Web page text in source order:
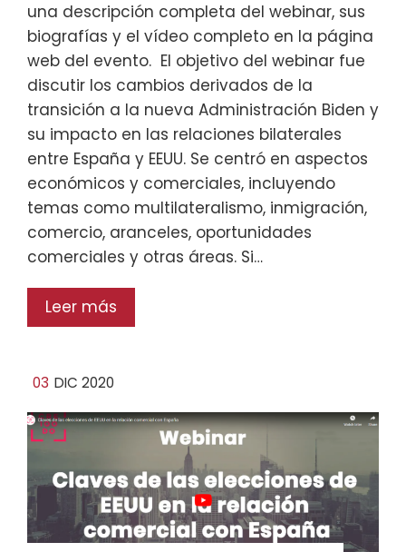
una descripción completa del webinar, sus
biografías y el vídeo completo en la página
web del evento. El objetivo del webinar fue
discutir los cambios derivados de la
transición a la nueva Administración Biden y
su impacto en las relaciones bilaterales
entre España y EEUU. Se centró en aspectos
económicos y comerciales, incluyendo
temas como multilateralismo, inmigración,
comercio, aranceles, oportunidades
comerciales y otras áreas. Si…
Leer más
03 DIC 2020